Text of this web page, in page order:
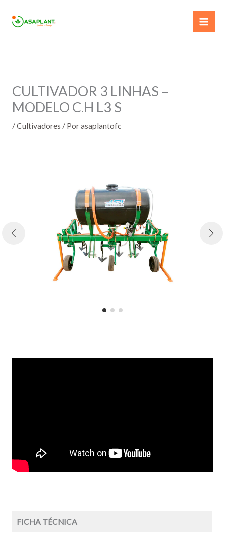
para
CULTIVADOR 3 LINHAS –
MODELO C.H L3 S
/Cultivadores / Porasaplantofc
FICHA TÉCNICA